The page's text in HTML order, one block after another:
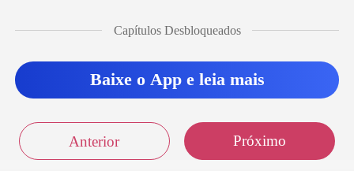
Capítulos Desbloqueados
Baixe o App e leia mais
Anterior Próximo